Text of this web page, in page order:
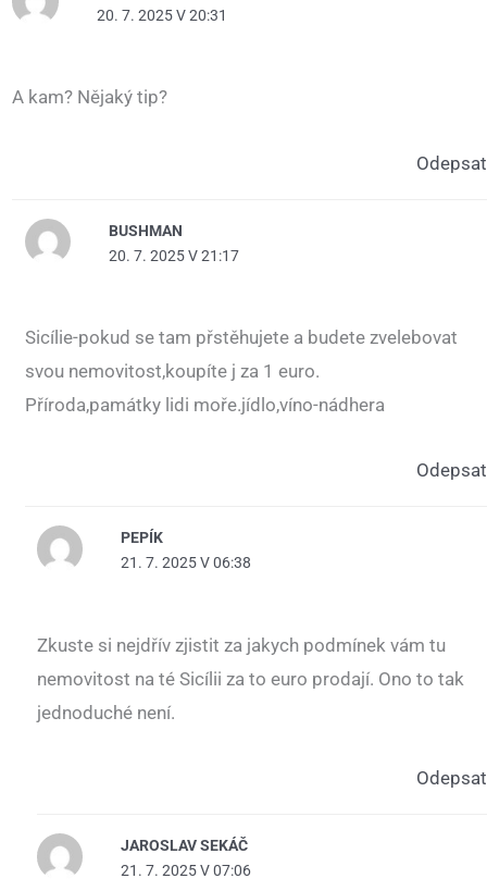
20. 7. 2025 V 20:31
A kam? Nějaký tip?
Odepsat
BUSHMAN
20. 7. 2025 V 21:17
Sicílie-pokud se tam přstěhujete a budete zvelebovat
svou nemovitost,koupíte j za 1 euro.
Příroda,památky lidi moře.jídlo,víno-nádhera
Odepsat
PEPÍK
21. 7. 2025 V 06:38
Zkuste si nejdřív zjistit za jakych podmínek vám tu
nemovitost na té Sicílii za to euro prodají. Ono to tak
jednoduché není.
Odepsat
JAROSLAV SEKÁČ
21. 7. 2025 V 07:06